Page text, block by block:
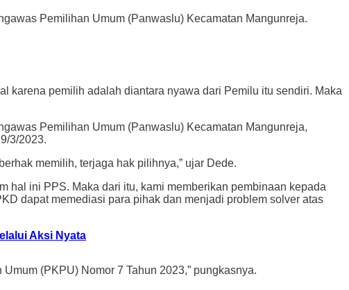
Pemilihan Umum (Panwaslu) Kecamatan Mangunreja.
karena pemilih adalah diantara nyawa dari Pemilu itu sendiri. Maka
Pemilihan Umum (Panwaslu) Kecamatan Mangunreja,
3/2023.
memilih, terjaga hak pilihnya,” ujar Dede.
hal ini PPS. Maka dari itu, kami memberikan pembinaan kepada
dapat memediasi para pihak dan menjadi problem solver atas
Aksi Nyata
(PKPU) Nomor 7 Tahun 2023,” pungkasnya.